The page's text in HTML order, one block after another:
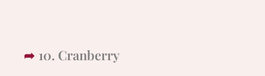
10. Cranberry